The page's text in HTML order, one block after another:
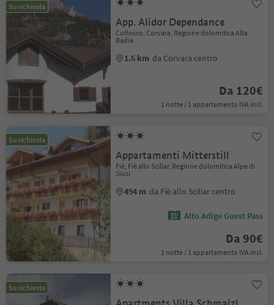
Su richiesta
App. Alidor Dependance
Colfosco, Corvara, Regione dolomitica Alta
Badia
1.5 km da Corvara centro
Da 120€
1 notte / 1 appartamento IVA incl.
Su richiesta
Appartamenti Mitterstill
Fiè, Fiè allo Sciliar, Regione dolomitica Alpe di
Siusi
494 m da Fiè allo Sciliar centro
Alto Adige Guest Pass
Da 90€
1 notte / 1 appartamento IVA incl.
Su richiesta